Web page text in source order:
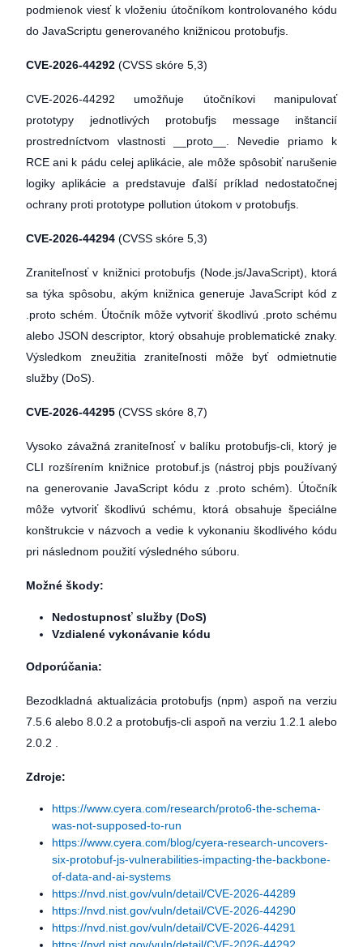
podmienok viesť k vloženiu útočníkom kontrolovaného kódu
do JavaScriptu generovaného knižnicou protobufjs.
CVE-2026-44292 (CVSS skóre 5,3)
CVE-2026-44292 umožňuje útočníkovi manipulovať
prototypy jednotlivých protobufjs message inštancií
prostredníctvom vlastnosti __proto__. Nevedie priamo k
RCE ani k pádu celej aplikácie, ale môže spôsobiť narušenie
logiky aplikácie a predstavuje ďalší príklad nedostatočnej
ochrany proti prototype pollution útokom v protobufjs.
CVE-2026-44294 (CVSS skóre 5,3)
Zraniteľnosť v knižnici protobufjs (Node.js/JavaScript), ktorá
sa týka spôsobu, akým knižnica generuje JavaScript kód z
.proto schém. Útočník môže vytvoriť škodlivú .proto schému
alebo JSON descriptor, ktorý obsahuje problematické znaky.
Výsledkom zneužitia zraniteľnosti môže byť odmietnutie
služby (DoS).
CVE-2026-44295 (CVSS skóre 8,7)
Vysoko závažná zraniteľnosť v balíku protobufjs-cli, ktorý je
CLI rozšírením knižnice protobuf.js (nástroj pbjs používaný
na generovanie JavaScript kódu z .proto schém). Útočník
môže vytvoriť škodlivú schému, ktorá obsahuje špeciálne
konštrukcie v názvoch a vedie k vykonaniu škodlivého kódu
pri následnom použití výsledného súboru.
Možné škody:
Nedostupnosť služby (DoS)
Vzdialené vykonávanie kódu
Odporúčania:
Bezodkladná aktualizácia protobufjs (npm) aspoň na verziu
7.5.6 alebo 8.0.2 a protobufjs-cli aspoň na verziu 1.2.1 alebo
2.0.2 .
Zdroje:
https://www.cyera.com/research/proto6-the-schema-
was-not-supposed-to-run
https://www.cyera.com/blog/cyera-research-uncovers-
six-protobuf-js-vulnerabilities-impacting-the-backbone-
of-data-and-ai-systems
https://nvd.nist.gov/vuln/detail/CVE-2026-44289
https://nvd.nist.gov/vuln/detail/CVE-2026-44290
https://nvd.nist.gov/vuln/detail/CVE-2026-44291